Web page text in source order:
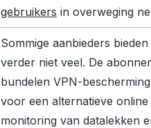
gebruikers in overweging
Sommige aanbieders
verder niet veel. De
bundelen VPN-
voor een alternatieve
monitoring van datalekken